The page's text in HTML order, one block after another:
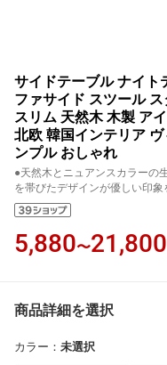
サイドテーブル ナイト
ファサイド スツール
スリム 天然木 木製 ア
北欧 韓国インテリア
ンプル おしゃれ
●天然木とニュアンスカラーの
を帯びたデザインが優しい印象
5,880〜21,800
商品詳細を選択
カラー ： 未選択